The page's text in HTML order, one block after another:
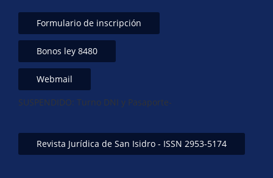
Formulario de inscripción
Bonos ley 8480
Webmail
SUSPENDIDO: Turno DNI y Pasaporte-
Revista Jurídica de San Isidro - ISSN 2953-5174